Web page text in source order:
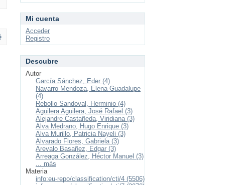
Mi cuenta
Acceder
Registro
Descubre
Autor
García Sánchez, Eder (4)
Navarro Mendoza, Elena Guadalupe
(4)
Rebollo Sandoval, Herminio (4)
Aguilera Aguilera, José Rafael (3)
Alejandre Castañeda, Viridiana (3)
Alva Medrano, Hugo Enrique (3)
Alva Murillo, Patricia Nayeli (3)
Alvarado Flores, Gabriela (3)
Arevalo Basañez, Edgar (3)
Arreaga González, Héctor Manuel (3)
... más
Materia
info:eu-repo/classification/cti/4 (5506)